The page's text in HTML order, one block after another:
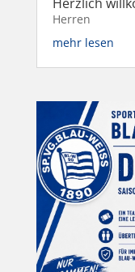
Herren
mehr lesen